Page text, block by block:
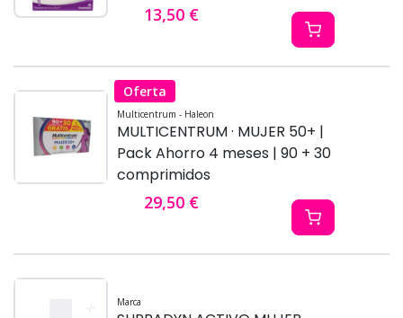
13,50 €
Multicentrum - Haleon
MULTICENTRUM · MUJER 50+ |
Pack Ahorro 4 meses | 90 + 30
comprimidos
Oferta
29,50 €
Marca